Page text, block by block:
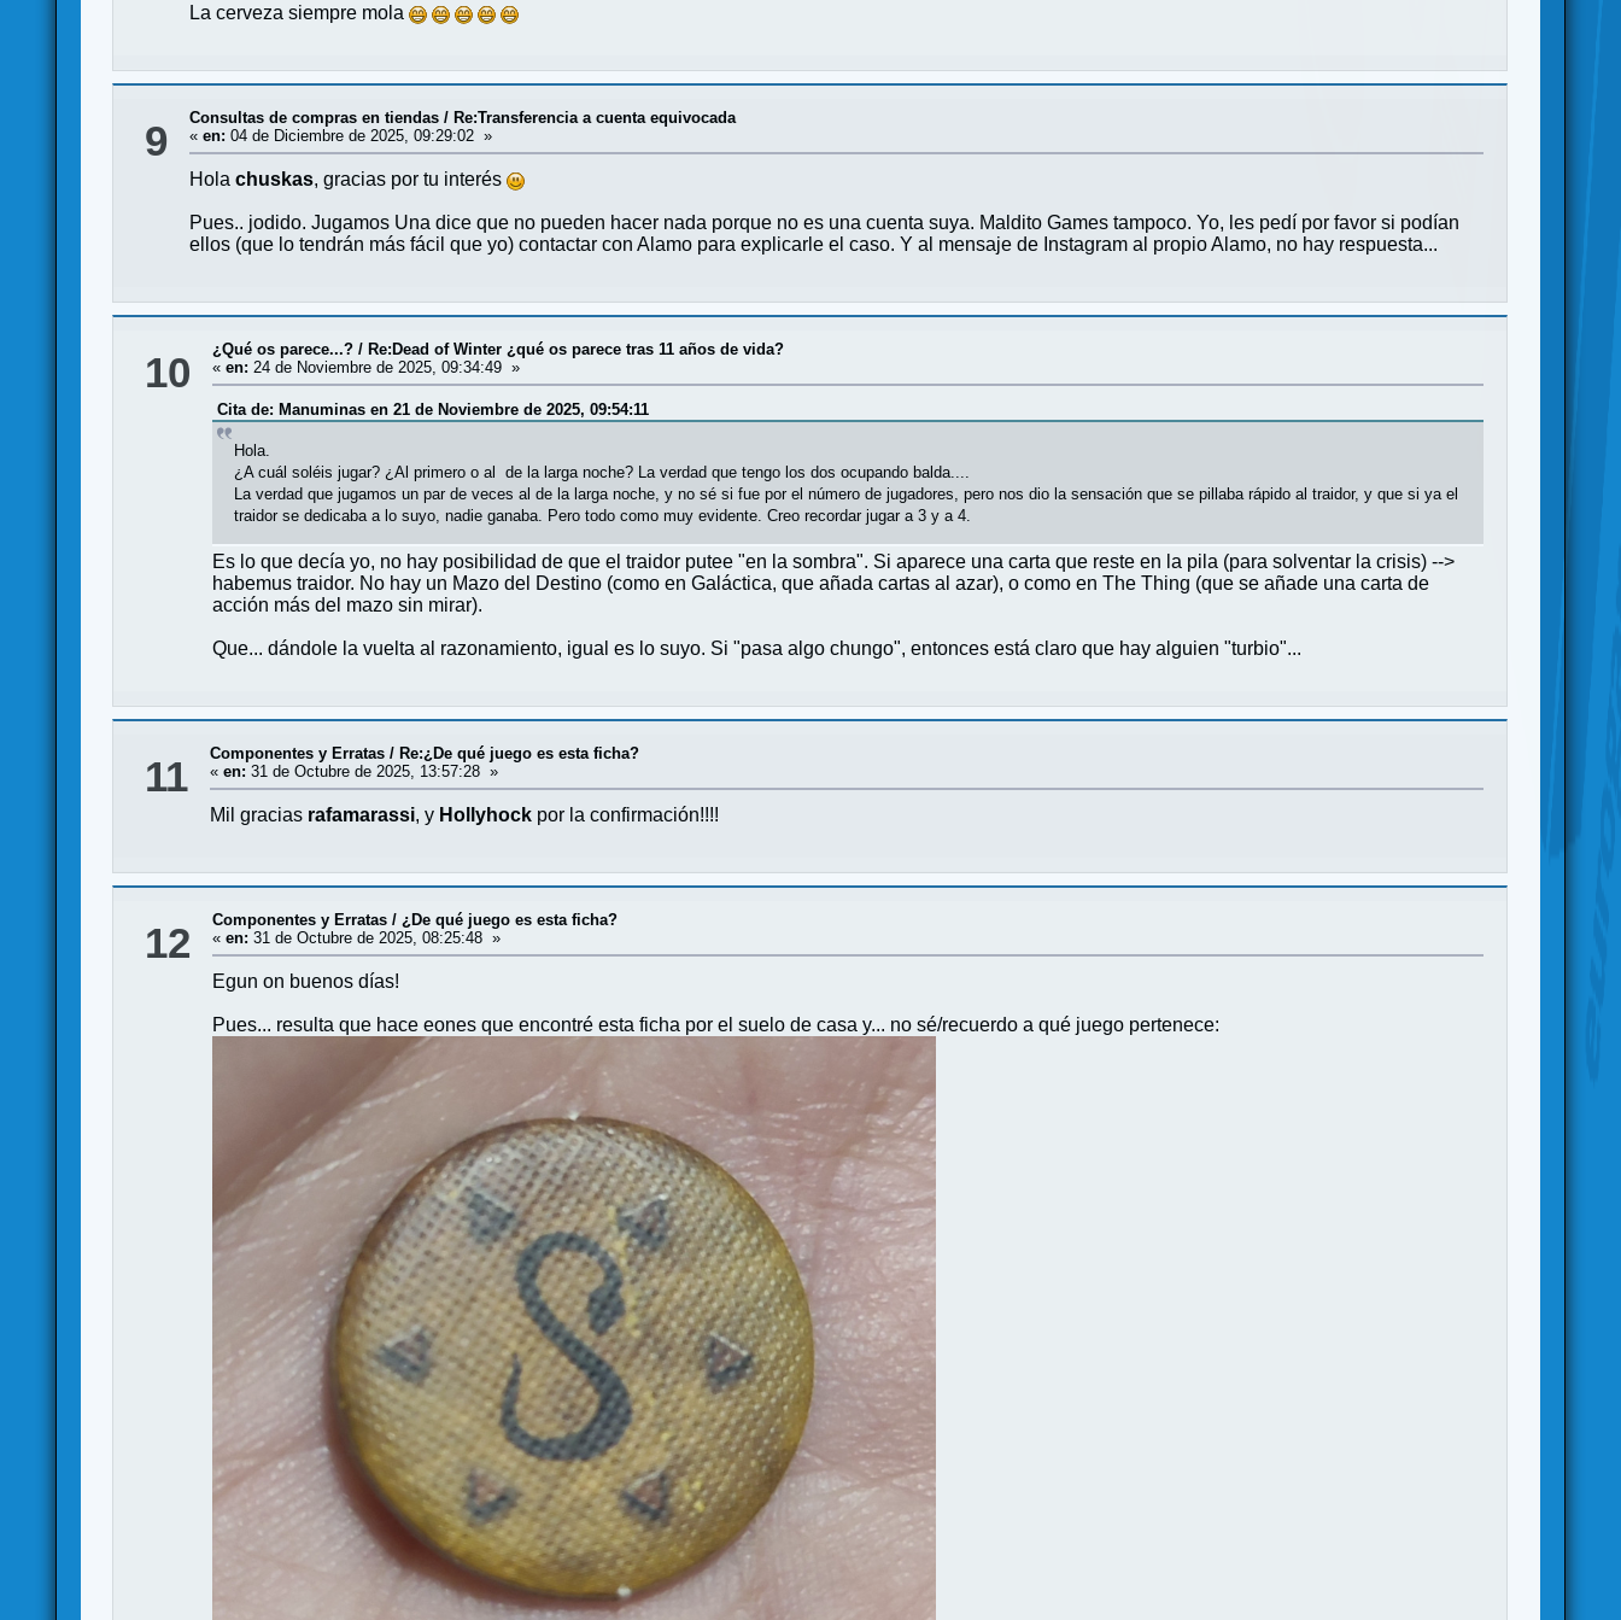
La cerveza siempre mola
9 Consultas de compras en tiendas / Re:Transferencia a cuenta equivocada
«en: 04 de Diciembre de 2025, 09:29:02 »
Holachuskas, gracias por tu interés
Pues.. jodido. Jugamos Una dice que no pueden hacer nada porque no es una cuenta suya. Maldito Games tampoco. Yo, les pedí por favor si podían
ellos (que lo tendrán más fácil que yo) contactar con Alamo para explicarle el caso. Y al mensaje de Instagram al propio Alamo, no hay respuesta...
10 ¿Qué os parece...? / Re:Dead of Winter ¿qué os parece tras 11 años de vida?
«en: 24 de Noviembre de 2025, 09:34:49 »
Cita de: Manuminas en 21 de Noviembre de 2025, 09:54:11
Hola.
¿A cuál soléis jugar? ¿Al primero o al de la larga noche? La verdad que tengo los dos ocupando balda....
La verdad que jugamos un par de veces al de la larga noche, y no sé si fue por el número de jugadores, pero nos dio la sensación que se pillaba rápido al traidor, y que si ya el
traidor se dedicaba a lo suyo, nadie ganaba. Pero todo como muy evidente. Creo recordar jugar a 3 y a 4.
Es lo que decía yo, no hay posibilidad de que el traidor putee "en la sombra". Si aparece una carta que reste en la pila (para solventar la crisis) -->
habemus traidor. No hay un Mazo del Destino (como en Galáctica, que añada cartas al azar), o como en The Thing (que se añade una carta de
acción más del mazo sin mirar).
Que... dándole la vuelta al razonamiento, igual es lo suyo. Si "pasa algo chungo", entonces está claro que hay alguien "turbio"...
11 Componentes y Erratas / Re:¿De qué juego es esta ficha?
«en: 31 de Octubre de 2025, 13:57:28 »
Mil gracias rafamarassi, y Hollyhock por la confirmación!!!!
12 Componentes y Erratas / ¿De qué juego es esta ficha?
«en: 31 de Octubre de 2025, 08:25:48 »
Egun on buenos días!
Pues... resulta que hace eones que encontré esta ficha por el suelo de casa y... no sé/recuerdo a qué juego pertenece: